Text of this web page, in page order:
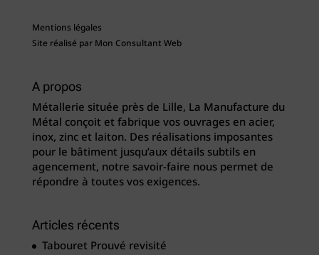
Mentions légales
Site réalisé parMon Consultant Web
A propos
Métallerie située près de Lille, La Manufacture du
Métal conçoit et fabrique vos ouvrages en acier,
inox, zinc et laiton. Des réalisations imposantes
pour le bâtiment jusqu’aux détails subtils en
agencement, notre savoir-faire nous permet de
répondre à toutes vos exigences.
Articles récents
Tabouret Prouvé revisité